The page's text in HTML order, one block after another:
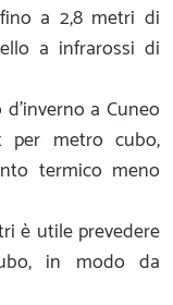
a 2,8 metri di
a infrarossi di
a Cuneo
per metro cubo,
termico meno
è utile prevedere
in modo da